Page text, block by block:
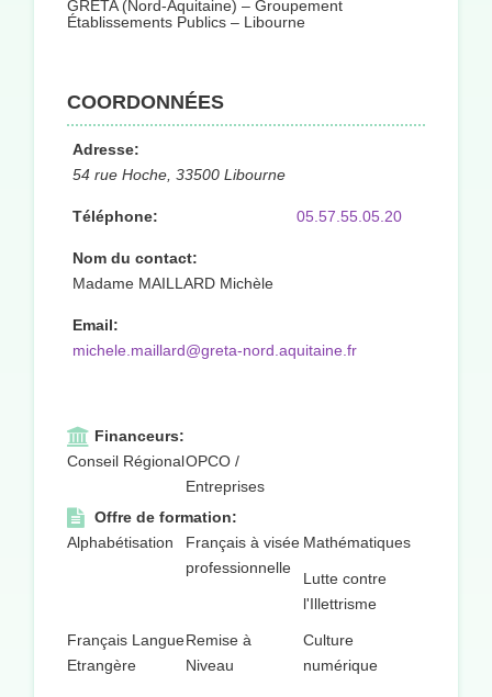
GRETA (Nord-Aquitaine) – Groupement
Établissements Publics – Libourne
COORDONNÉES
Adresse:
54 rue Hoche, 33500 Libourne
Téléphone: 05.57.55.05.20
Nom du contact:
Madame MAILLARD Michèle
Email:
michele.maillard@greta-nord.aquitaine.fr
Financeurs:
Conseil RégionalOPCO /
Entreprises
Offre de formation:
Alphabétisation
Français à visée
professionnelle
Mathématiques
Lutte contre
l'Illettrisme
Français Langue
Etrangère
Remise à
Niveau
Culture
numérique